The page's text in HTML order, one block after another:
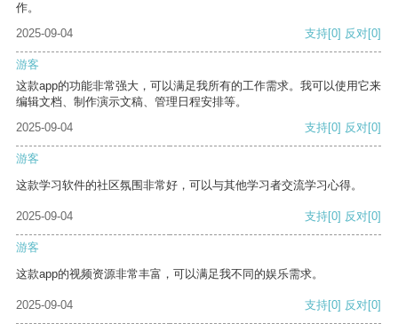
作。
2025-09-04
支持[0] 反对[0]
游客
这款app的功能非常强大，可以满足我所有的工作需求。我可以使用它来
编辑文档、制作演示文稿、管理日程安排等。
2025-09-04
支持[0] 反对[0]
游客
这款学习软件的社区氛围非常好，可以与其他学习者交流学习心得。
2025-09-04 支持[0] 反对[0]
游客
这款app的视频资源非常丰富，可以满足我不同的娱乐需求。
2025-09-04 支持[0] 反对[0]